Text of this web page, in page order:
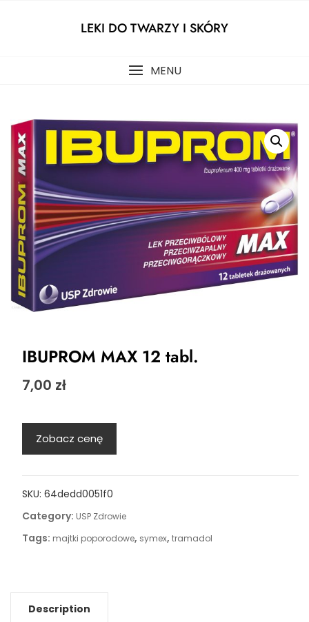
LEKI DO TWARZY I SKÓRY
MENU
IBUPROM MAX 12 tabl.
7,00 zł
Zobacz cenę
SKU: 64dedd0051f0
Category: USP Zdrowie
Tags: majtki poporodowe, symex, tramadol
Description